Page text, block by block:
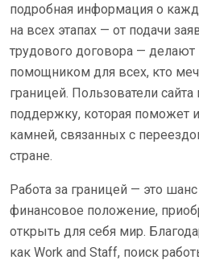
подробная информация о
на всех этапах — от подачи
трудового договора —
помощником для всех, кто
границей. Пользователи
поддержку, которая поможет
камней, связанных с
стране.
Работа за границей — это
финансовое положение,
открыть для себя мир.
как Work and Staff, поиск